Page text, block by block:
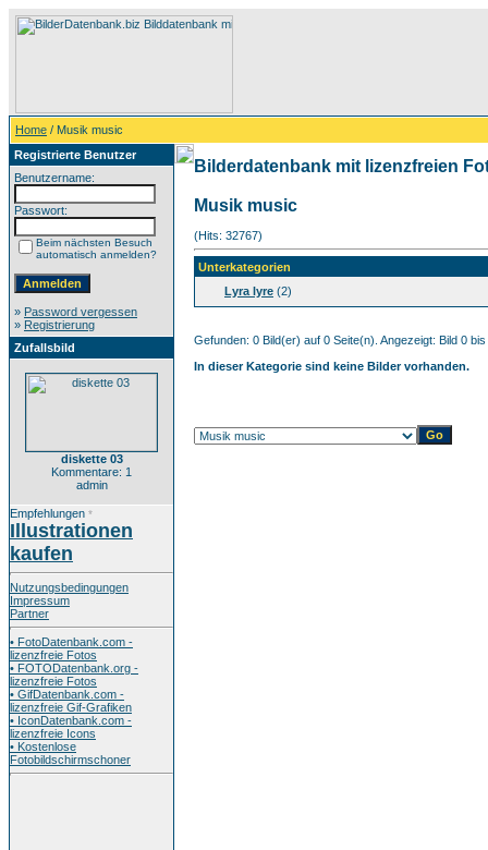
Home / Musik music
Registrierte Benutzer
Benutzername:
Passwort:
Beim nächsten Besuch
automatisch anmelden?
» Password vergessen
» Registrierung
Zufallsbild
diskette 03
Kommentare: 1
admin
Empfehlungen *
Illustrationen
kaufen
Nutzungsbedingungen
Impressum
Partner
• FotoDatenbank.com -
lizenzfreie Fotos
• FOTODatenbank.org -
lizenzfreie Fotos
• GifDatenbank.com -
lizenzfreie Gif-Grafiken
• IconDatenbank.com -
lizenzfreie Icons
• Kostenlose
Fotobildschirmschoner
Bilderdatenbank mit lizenzfreien
Musik music
(Hits: 32767)
Unterkategorien
Lyra lyre (2)
Gefunden: 0 Bild(er) auf 0 Seite(n). Angezeigt: Bild 0 bis
In dieser Kategorie sind keine Bilder vorhanden.